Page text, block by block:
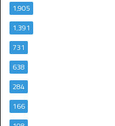
1٬905
1٬391
731
638
284
166